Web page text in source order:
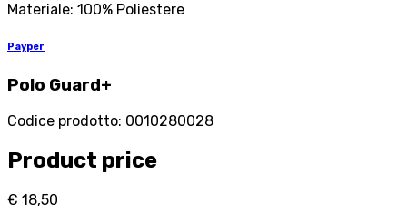
Materiale: 100% Poliestere
Payper
Polo Guard+
Codice prodotto: 0010280028
Product price
€ 18,50